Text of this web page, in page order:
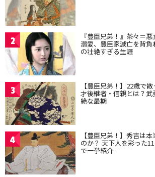
2 『豊臣兄弟！』茶々＝
溺愛、豊臣家滅亡を背
の壮絶すぎる生涯
3 【豊臣兄弟！】22歳で
才後継者・信親とは？
絶な最期
4 【豊臣兄弟！】秀吉は
のか？ 天下人を彩った
で一挙紹介